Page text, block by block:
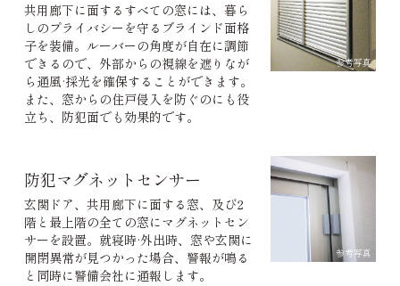
共用廊下に面するすべての窓には、暮ら
しのプライバシーを守るブラインド面格
子を装備。ルーバーの角度が自在に調節
できるので、外部からの視線を遮りなが
ら通風·採光を確保することができます。
また、窓からの住戸侵入を防ぐのにも役
立ち、防犯面でも効果的です。
参考写真
防犯マグネットセンサー
玄関ドア、共用廊下に面する窓、及び2
階と最上階の全ての窓にマグネットセン
サーを設置。就寝時·外出時、窓や玄関に
開閉異常が見つかった場合、警報が鳴る
と同時に警備会社に通報します。
参考写真